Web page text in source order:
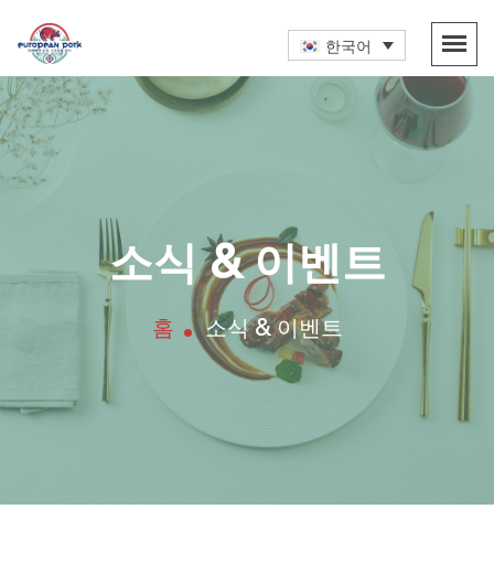
한국어
소식 & 이벤트
홈 소식 & 이벤트